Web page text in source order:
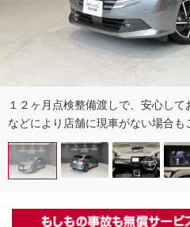
１２ヶ月点検整備渡しで、安心し
などにより店舗に現車がない場合も